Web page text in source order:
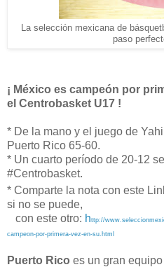
La selección mexicana de
paso
¡ México es campeón por
el Centrobasket U17 !
* De la mano y el juego de
Puerto Rico 65-60.
* Un cuarto período de 20-12
#Centrobasket.
* Comparte la nota con este
si no se puede,
con este otro: http://
campeon-por-primera-vez-en-su.html
Puerto Rico es un gran